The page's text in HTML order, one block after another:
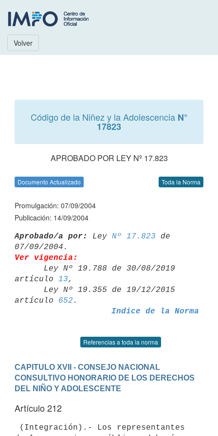
Volver
Código de la Niñez y la Adolescencia N°
17823
APROBADO POR LEY Nº 17.823
Documento Actualizado Toda la Norma
Promulgación: 07/09/2004
Publicación: 14/09/2004
Aprobado/a por: Ley Nº 17.823 de
Ver vigencia:
artículo 13,
artículo 652
Indice de la Norma
Referencias a toda la norma
CAPITULO XVII - CONSEJO NACIONAL
CONSULTIVO HONORARIO DE LOS DERECHOS
DEL NIÑO Y ADOLESCENTE
Artículo 212